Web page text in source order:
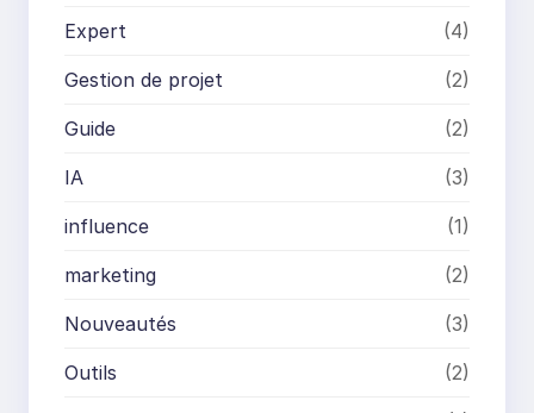
Expert (4)
Gestion de projet (2)
Guide (2)
IA (3)
influence (1)
marketing (2)
Nouveautés (3)
Outils (2)